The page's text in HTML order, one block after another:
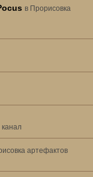
в Прорисовка
канал
артефактов